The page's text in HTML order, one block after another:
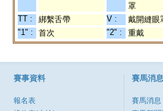
罩
TT : 綁繫舌帶 V : 戴開縫眼
"1" :
首次 "2" : 重戴
賽事資料
報名表
賽馬消
賽馬消息